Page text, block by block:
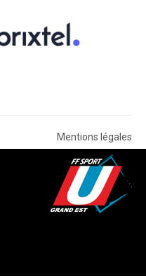
Mentions légales